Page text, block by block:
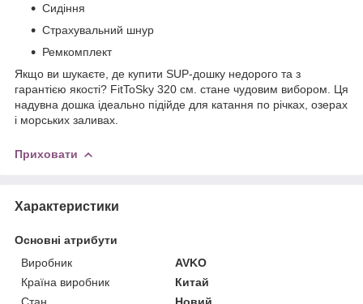
Сидіння
Страхувальний шнур
Ремкомплект
Якщо ви шукаєте, де купити SUP-дошку недорого та з
гарантією якості? FitToSky 320 см. стане чудовим вибором. Ця
надувна дошка ідеально підійде для катання по річках, озерах
і морських заливах.
Приховати
Характеристики
Основні атрибути
Виробник
AVKO
Країна виробник
Китай
Стан
Новий